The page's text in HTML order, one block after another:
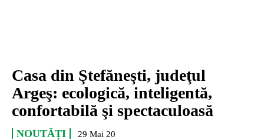
Casa din Ştefăneşti, judeţul
Argeş: ecologică, inteligentă,
confortabilă şi spectaculoasă
NOUTĂȚI 29 Mai 20